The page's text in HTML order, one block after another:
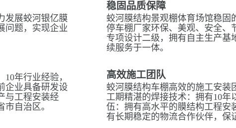
发展蛟河银亿膜
问题，实现企业
年行业经验，
企业具备研发设
与工程安装经
自治区。
稳固品质保障
蛟河膜结构景观棚体育场馆稳固
停车棚厂家环保、美观、安全、
专项设计二级，拥有自主生产基
续服务于一体。
高效施工团队
蛟河膜结构车棚高效的施工安装
工期精湛的焊接技术：拥有10
伍：拥有高水平的膜结构工程安
有长期稳定的物流合作伙伴，保